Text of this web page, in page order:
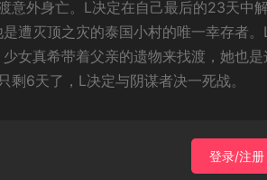
意外身亡。L决定在自己最后的23天中
遭灭顶之灾的泰国小村的唯一幸存者。
女真希带着父亲的遗物来找渡，她也是
6天了，L决定与阴谋者决一死战。
登录/注册